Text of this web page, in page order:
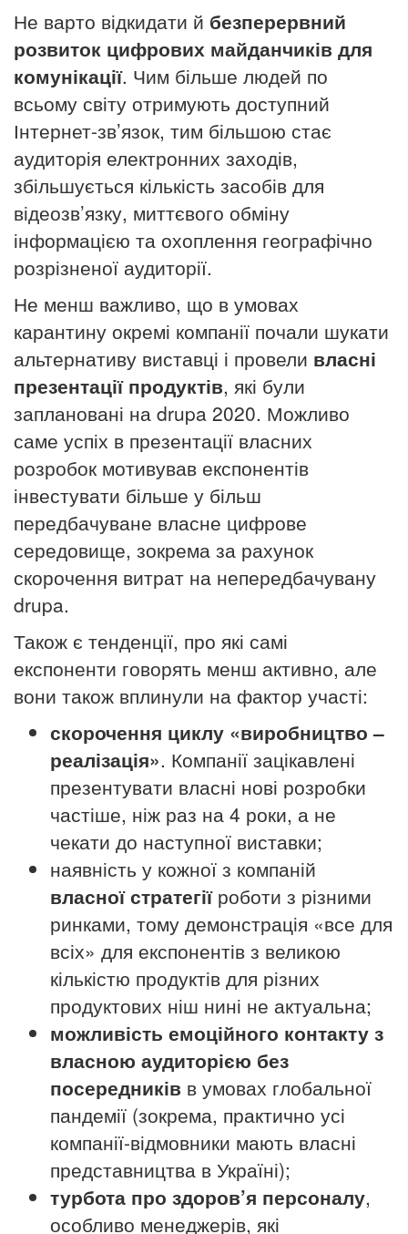
Не варто відкидати й безперервний
розвиток цифрових майданчиків для
комунікації. Чим більше людей по
всьому світу отримують доступний
Інтернет-зв’язок, тим більшою стає
аудиторія електронних заходів,
збільшується кількість засобів для
відеозв’язку, миттєвого обміну
інформацією та охоплення географічно
розрізненої аудиторії.
Не менш важливо, що в умовах
карантину окремі компанії почали шукати
альтернативу виставці і провели власні
презентації продуктів, які були
заплановані на drupa 2020. Можливо
саме успіх в презентації власних
розробок мотивував експонентів
інвестувати більше у більш
передбачуване власне цифрове
середовище, зокрема за рахунок
скорочення витрат на непередбачувану
drupa.
Також є тенденції, про які самі
експоненти говорять менш активно, але
вони також вплинули на фактор участі:
скорочення циклу «виробництво –
реалізація». Компанії зацікавлені
презентувати власні нові розробки
частіше, ніж раз на 4 роки, а не
чекати до наступної виставки;
наявність у кожної з компаній
власної стратегіїроботи з різними
ринками, тому демонстрація «все для
всіх» для експонентів з великою
кількістю продуктів для різних
продуктових ніш нині не актуальна;
можливість емоційного контакту з
власною аудиторією без
посередників в умовах глобальної
пандемії (зокрема, практично усі
компанії-відмовники мають власні
представництва в Україні);
турбота про здоров’я персоналу,
особливо менеджерів, які